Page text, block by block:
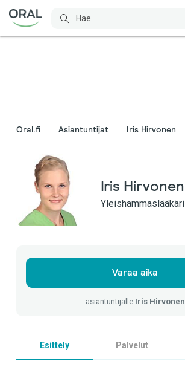
Oral.fi Asiantuntijat Iris Hirvonen
Iris Hirvonen
Yleishammaslääkäri
Varaa aika
asiantuntijalle Iris Hirvonen
Esittely Palvelut